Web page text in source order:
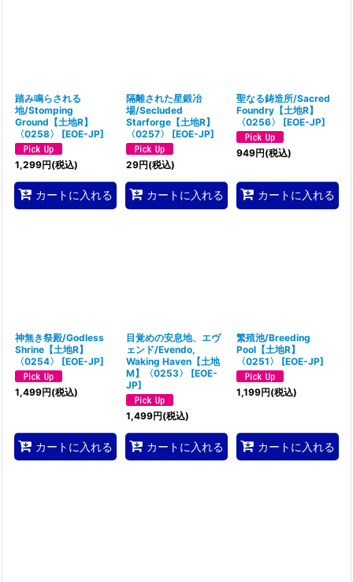
踏み鳴らされる
地/Stomping
Ground【土地R】
〈0258〉
[EOE-JP]
1,299円(税込)
カートに入れる
隔離された星鍛冶
場/Secluded
Starforge【土地R】
〈0257〉
[EOE-JP]
29円(税込)
カートに入れる
聖なる鋳造所/Sacred
Foundry【土地R】
〈0256〉
[EOE-JP]
949円(税込)
カートに入れる
神無き祭殿/Godless
Shrine【土地R】
〈0254〉
[EOE-JP]
1,499円(税込)
カートに入れる
目覚めの安息地、エヴ
ェンド/Evendo,
Waking Haven【土地
M】〈0253〉
[EOE-
JP]
1,499円(税込)
カートに入れる
繁殖池/Breeding
Pool【土地R】
〈0251〉
[EOE-JP]
1,199円(税込)
カートに入れる